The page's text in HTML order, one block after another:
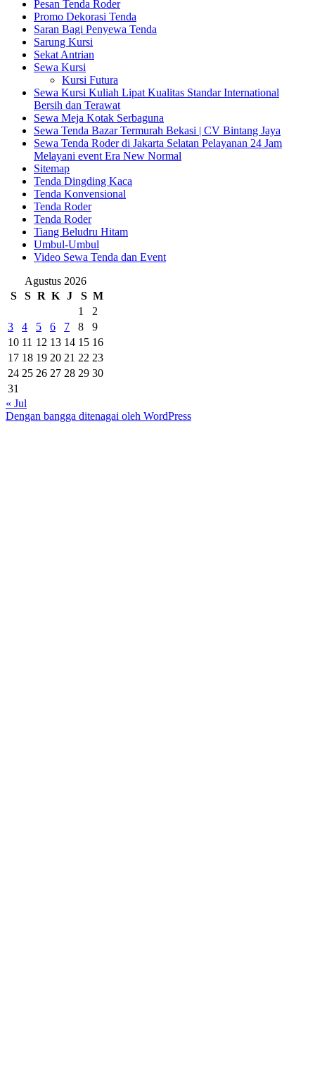
Pesan Tenda Roder
Promo Dekorasi Tenda
Saran Bagi Penyewa Tenda
Sarung Kursi
Sekat Antrian
Sewa Kursi
Kursi Futura
Sewa Kursi Kuliah Lipat Kualitas Standar International
Bersih dan Terawat
Sewa Meja Kotak Serbaguna
Sewa Tenda Bazar Termurah Bekasi | CV Bintang Jaya
Sewa Tenda Roder di Jakarta Selatan Pelayanan 24 Jam
Melayani event Era New Normal
Sitemap
Tenda Dingding Kaca
Tenda Konvensional
Tenda Roder
Tenda Roder
Tiang Beludru Hitam
Umbul-Umbul
Video Sewa Tenda dan Event
Agustus 2026
S
S R K J S M
1
2
3
4 5 6 7 8
9
10 11 12 13 14 15 16
17 18 19 20 21 22 23
24 25 26 27 28 29 30
31
« Jul
Dengan bangga ditenagai oleh WordPress